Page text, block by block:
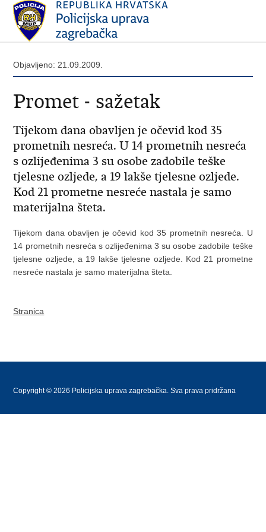
Objavljeno: 21.09.2009.
Promet - sažetak
Tijekom dana obavljen je očevid kod 35
prometnih nesreća. U 14 prometnih nesreća
s ozlijeđenima 3 su osobe zadobile teške
tjelesne ozljede, a 19 lakše tjelesne ozljede.
Kod 21 prometne nesreće nastala je samo
materijalna šteta.
Tijekom dana obavljen je očevid kod 35 prometnih nesreća. U
14 prometnih nesreća s ozlijeđenima 3 su osobe zadobile teške
tjelesne ozljede, a 19 lakše tjelesne ozljede. Kod 21 prometne
nesreće nastala je samo materijalna šteta.
Stranica
Copyright © 2026 Policijska uprava zagrebačka. Sva prava pridržana